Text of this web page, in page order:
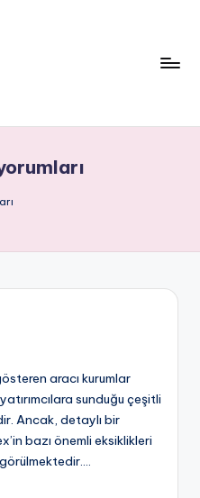
aracı kurumlar
sunduğu çeşitli
Ancak, detaylı bir
bazı önemli eksiklikleri